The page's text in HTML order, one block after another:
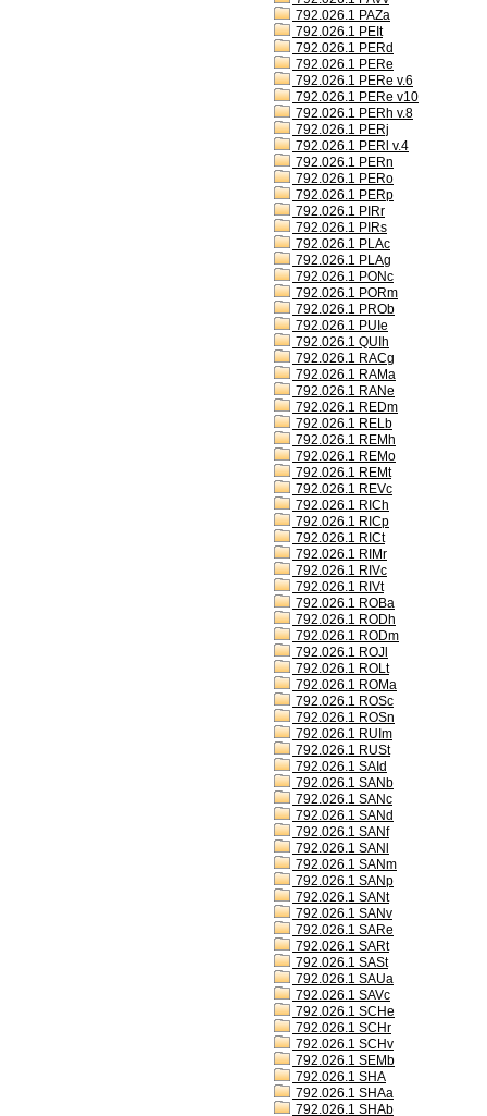
792.026.1 PAZa
792.026.1 PEIt
792.026.1 PERd
792.026.1 PERe
792.026.1 PERe v.6
792.026.1 PERe v10
792.026.1 PERh v.8
792.026.1 PERj
792.026.1 PERl v.4
792.026.1 PERn
792.026.1 PERo
792.026.1 PERp
792.026.1 PIRr
792.026.1 PIRs
792.026.1 PLAc
792.026.1 PLAg
792.026.1 PONc
792.026.1 PORm
792.026.1 PROb
792.026.1 PUIe
792.026.1 QUIh
792.026.1 RACg
792.026.1 RAMa
792.026.1 RANe
792.026.1 REDm
792.026.1 RELb
792.026.1 REMh
792.026.1 REMo
792.026.1 REMt
792.026.1 REVc
792.026.1 RICh
792.026.1 RICp
792.026.1 RICt
792.026.1 RIMr
792.026.1 RIVc
792.026.1 RIVt
792.026.1 ROBa
792.026.1 RODh
792.026.1 RODm
792.026.1 ROJl
792.026.1 ROLt
792.026.1 ROMa
792.026.1 ROSc
792.026.1 ROSn
792.026.1 RUIm
792.026.1 RUSt
792.026.1 SAId
792.026.1 SANb
792.026.1 SANc
792.026.1 SANd
792.026.1 SANf
792.026.1 SANl
792.026.1 SANm
792.026.1 SANp
792.026.1 SANt
792.026.1 SANv
792.026.1 SARe
792.026.1 SARt
792.026.1 SASt
792.026.1 SAUa
792.026.1 SAVc
792.026.1 SCHe
792.026.1 SCHr
792.026.1 SCHv
792.026.1 SEMb
792.026.1 SHA
792.026.1 SHAa
792.026.1 SHAb